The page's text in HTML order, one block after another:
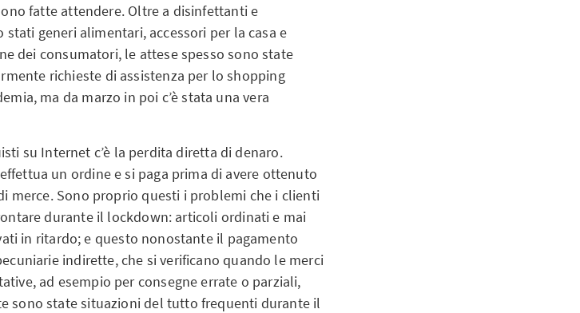
fatte attendere. Oltre a disinfettanti e
generi alimentari, accessori per la casa e
dei consumatori, le attese spesso sono state
richieste di assistenza per lo shopping
ma da marzo in poi c’è stata una vera
su Internet c’è la perdita diretta di denaro.
un ordine e si paga prima di avere ottenuto
merce. Sono proprio questi i problemi che i clienti
durante il lockdown: articoli ordinati e mai
in ritardo; e questo nonostante il pagamento
indirette, che si verificano quando le merci
ad esempio per consegne errate o parziali,
sono state situazioni del tutto frequenti durante il